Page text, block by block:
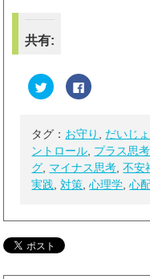
共有:
ク
リ
て
T
w
i
t
t
e
共
(
新
し
F
a
o
o
k
で
共
有
す
は
タグ： お守り だいじ
ントロール プラス思考
グ マイナス思考 ,不安
実践 ,対策 ,心理学 ,心